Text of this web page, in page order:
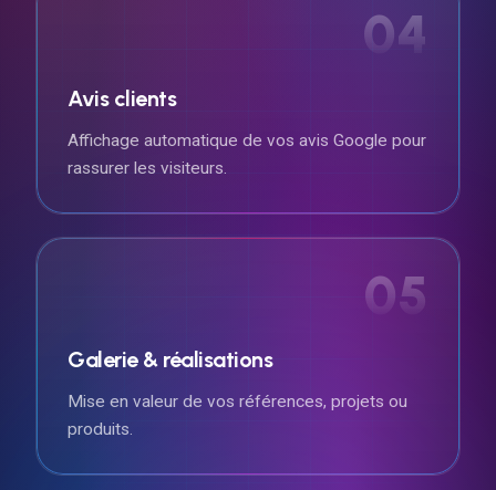
04
Avis clients
Affichage automatique de vos avis Google pour
rassurer les visiteurs.
05
Galerie & réalisations
Mise en valeur de vos références, projets ou
produits.